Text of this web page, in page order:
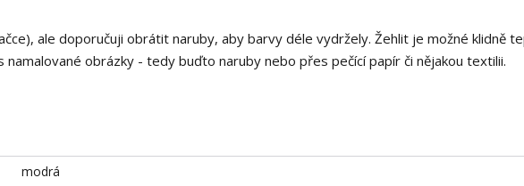
ale doporučuji obrátit naruby, aby barvy déle vydržely. Žehlit je možné klidně
namalované obrázky - tedy buďto naruby nebo přes pečící papír či nějakou textilii.
modrá